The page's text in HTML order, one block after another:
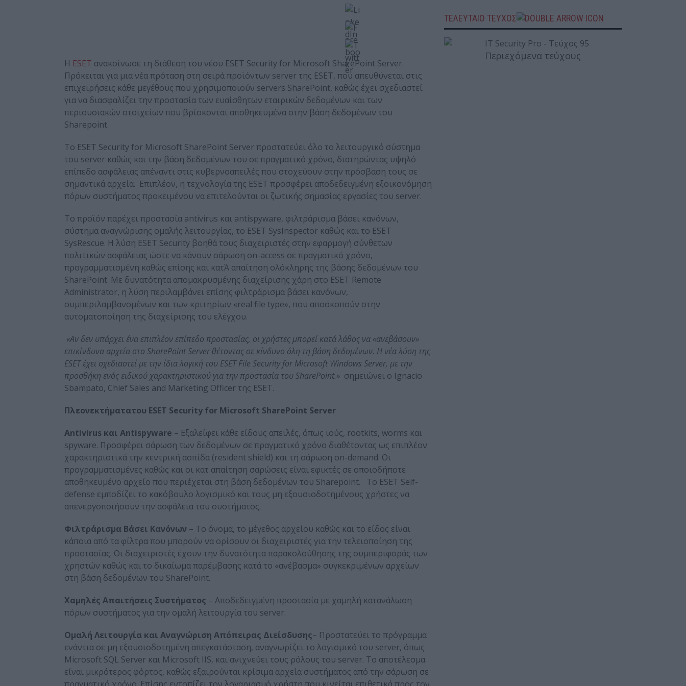
Η ESET ανακοίνωσε τη διάθεση του νέου ESET Security for Microsoft SharePoint Server.
Πρόκειται για μια νέα πρόταση στη σειρά προϊόντων server της ESET, που απευθύνεται στις
επιχειρήσεις κάθε μεγέθους που χρησιμοποιούν servers SharePoint, καθώς έχει σχεδιαστεί
για να διασφαλίζει την προστασία των ευαίσθητων εταιρικών δεδομένων και των
περιουσιακών στοιχείων που βρίσκονται αποθηκευμένα στην βάση δεδομένων του
Sharepoint.
Το ESET Security for Microsoft SharePoint Server προστατεύει όλο το λειτουργικό σύστημα
του server καθώς και την βάση δεδομένων του σε πραγματικό χρόνο, διατηρώντας υψηλό
επίπεδο ασφάλειας απέναντι στις κυβερνοαπειλές που στοχεύουν στην πρόσβαση τους σε
σημαντικά αρχεία. Επιπλέον, η τεχνολογία της ESET προσφέρει αποδεδειγμένη εξοικονόμηση
πόρων συστήματος προκειμένου να επιτελούνται οι ζωτικής σημασίας εργασίες του server.
Το προϊόν παρέχει προστασία antivirus και antispyware, φιλτράρισμα βάσει κανόνων,
σύστημα αναγνώρισης ομαλής λειτουργίας, το ESET SysInspector καθώς και το ESET
SysRescue. Η λύση ESET Security βοηθά τους διαχειριστές στην εφαρμογή σύνθετων
πολιτικών ασφάλειας ώστε να κάνουν σάρωση on-access σε πραγματικό χρόνο,
προγραμματισμένη καθώς επίσης και κατΆ απαίτηση ολόκληρης της βάσης δεδομένων του
SharePoint. Με δυνατότητα απομακρυσμένης διαχείρισης χάρη στο ESET Remote
Administrator, η λύση περιλαμβάνει επίσης φιλτράρισμα βάσει κανόνων,
συμπεριλαμβανομένων και των κριτηρίων «real file type», που αποσκοπούν στην
αυτοματοποίηση της διαχείρισης του ελέγχου.
«Αν δεν υπάρχει ένα επιπλέον επίπεδο προστασίας, οι χρήστες μπορεί κατά λάθος να «ανεβάσουν»
επικίνδυνα αρχεία στο SharePoint Server θέτοντας σε κίνδυνο όλη τη βάση δεδομένων. Η νέα λύση της
ESET έχει σχεδιαστεί με την ίδια λογική του ESET File Security for Microsoft Windows Server, με την
προσθήκη ενός ειδικού χαρακτηριστικού για την προστασία του SharePoint.» σημειώνει ο Ignacio
Sbampato, Chief Sales and Marketing Officer της ESET.
Πλεονεκτήματατου ESET Security for Microsoft SharePoint Server
Antivirus και Antispyware – Εξαλείφει κάθε είδους απειλές, όπως ιούς, rootkits, worms και
spyware. Προσφέρει σάρωση των δεδομένων σε πραγματικό χρόνο διαθέτοντας ως επιπλέον
χαρακτηριστικά την κεντρική ασπίδα (resident shield) και τη σάρωση on-demand. Οι
προγραμματισμένες καθώς και οι κατ απαίτηση σαρώσεις είναι εφικτές σε οποιοδήποτε
αποθηκευμένο αρχείο που περιέχεται στη βάση δεδομένων του Sharepoint. Το ESET Self-
defense εμποδίζει το κακόβουλο λογισμικό και τους μη εξουσιοδοτημένους χρήστες να
απενεργοποιήσουν την ασφάλεια του συστήματος.
Φιλτράρισμα Βάσει Κανόνων – Το όνομα, το μέγεθος αρχείου καθώς και το είδος είναι
κάποια από τα φίλτρα που μπορούν να ορίσουν οι διαχειριστές για την τελειοποίηση της
προστασίας. Οι διαχειριστές έχουν την δυνατότητα παρακολούθησης της συμπεριφοράς των
χρηστών καθώς και το δικαίωμα παρέμβασης κατά το «ανέβασμα» συγκεκριμένων αρχείων
στη βάση δεδομένων του SharePoint.
Χαμηλές Απαιτήσεις Συστήματος – Αποδεδειγμένη προστασία με χαμηλή κατανάλωση
πόρων συστήματος για την ομαλή λειτουργία του server.
Ομαλή Λειτουργία και Αναγνώριση Aπόπειρας Διείσδυσης– Προστατεύει το πρόγραμμα
ενάντια σε μη εξουσιοδοτημένη απεγκατάσταση, αναγνωρίζει το λογισμικό του server, όπως
Microsoft SQL Server και Microsoft IIS, και ανιχνεύει τους ρόλους του server. Το αποτέλεσμα
είναι μικρότερος φόρτος, καθώς εξαιρούνται κρίσιμα αρχεία συστήματος από την σάρωση σε
ΤΕΛΕΥΤΑΙΟ ΤΕΥΧΟΣ
Περιεχόμενα τεύχους